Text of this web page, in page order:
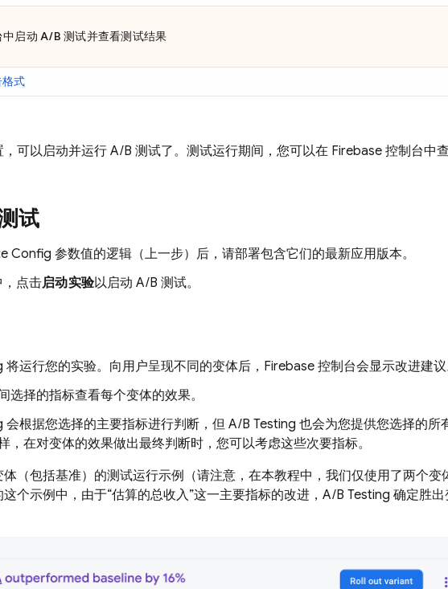
中启动 A/B 测试并查看测试结果
式
可以启动并运行 A/B 测试了。测试运行期间，您可以在 Firebase 控制台中
试
Config 参数值的逻辑（上一步）后，请部署包含它们的最新应用版本。
点击启动实验以启动 A/B 测试。
将运行您的实验。向用户呈现不同的变体后， Firebase 控制台会显示改进建议
选择的指标查看每个变体的效果。
会根据您选择的主要指标进行判断，但 A/B Testing 也会为您提供您选择的所
，在对变体的效果做出最终判断时，您可以考虑这些次要指标。
（包括基准）的测试运行示例（请注意，在本教程中，我们仅使用了两个变
个示例中，由于“估算的总收入”这一主要指标的改进， A/B Testing 确定胜出